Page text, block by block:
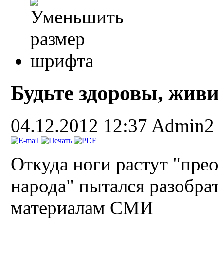
Будьте здоровы,
04.12.2012 12:37 Admin2
Откуда ноги растут
народа" пытался
материалам СМИ